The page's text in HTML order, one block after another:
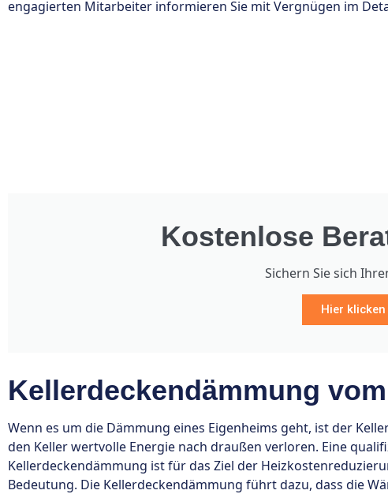
engagierten Mitarbeiter informieren Sie mit Vergnügen im
Kostenlose
Sichern Sie sich
Hier klicken
Kellerdeckendämmung
Wenn es um die Dämmung eines Eigenheims geht, ist der
den Keller wertvolle Energie nach draußen verloren. Eine
Kellerdeckendämmung ist für das Ziel der
Bedeutung. Die Kellerdeckendämmung führt dazu, dass die